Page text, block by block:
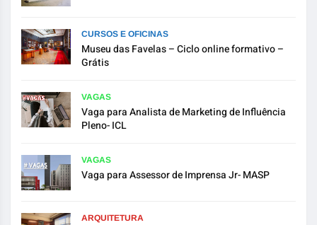
CURSOS E OFICINAS
Museu das Favelas – Ciclo online formativo –
Grátis
VAGAS
Vaga para Analista de Marketing de Influência
Pleno- ICL
VAGAS
Vaga para Assessor de Imprensa Jr- MASP
ARQUITETURA